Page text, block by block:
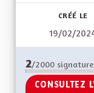
CRÉÉ LE
19/02/
2/2000
CONSULTEZ